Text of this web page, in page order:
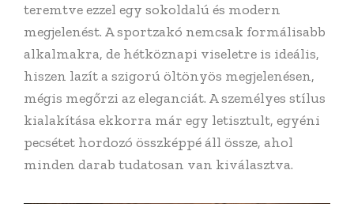
teremtve ezzel egy sokoldalú és modern
megjelenést. A sportzakó nemcsak formálisabb
alkalmakra, de hétköznapi viseletre is ideális,
hiszen lazít a szigorú öltönyös megjelenésen,
mégis megőrzi az eleganciát. A személyes stílus
kialakítása ekkorra már egy letisztult, egyéni
pecsétet hordozó összképpé áll össze, ahol
minden darab tudatosan van kiválasztva.